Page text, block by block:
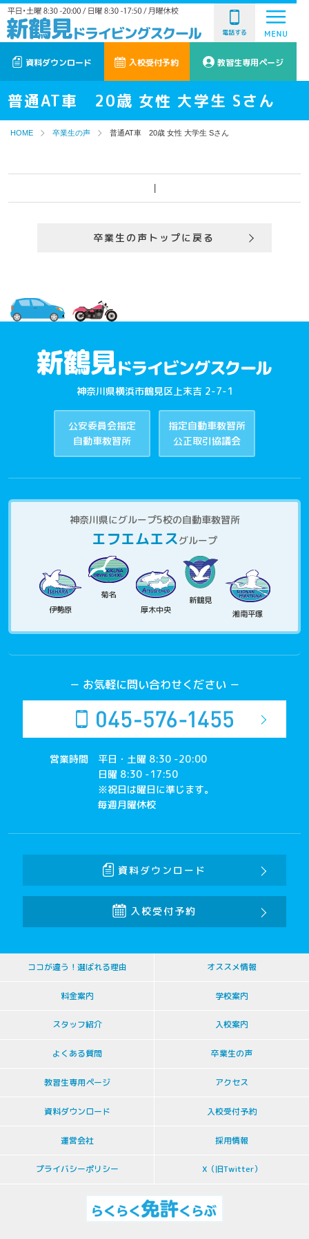
電話する
資料ダウンロード 入校受付予約 教習生専用ページ
普通AT車 20歳 女性 大学生 Sさん
HOME 卒業生の声 普通AT車 20歳 女性 大学生 Sさん
卒業生の声トップに戻る
神奈川県横浜市鶴見区上末吉 2-7-1
公安委員会指定
自動車教習所
指定自動車教習所
公正取引協議会
神奈川県にグループ5校の自動車教習所
エフエムエスグループ
伊勢原
菊名
厚木中央
新鶴見
湘南平塚
－ お気軽に問い合わせください －
営業時間
平日・土曜 8:30 -20:00
日曜 8:30 -17:50
※祝日は曜日に準じます。
毎週月曜休校
資料ダウンロード
入校受付予約
ココが違う！選ばれる理由 オススメ情報
料金案内 学校案内
スタッフ紹介 入校案内
よくある質問 卒業生の声
教習生専用ページ アクセス
資料ダウンロード 入校受付予約
運営会社 採用情報
プライバシーポリシー X（旧Twitter）